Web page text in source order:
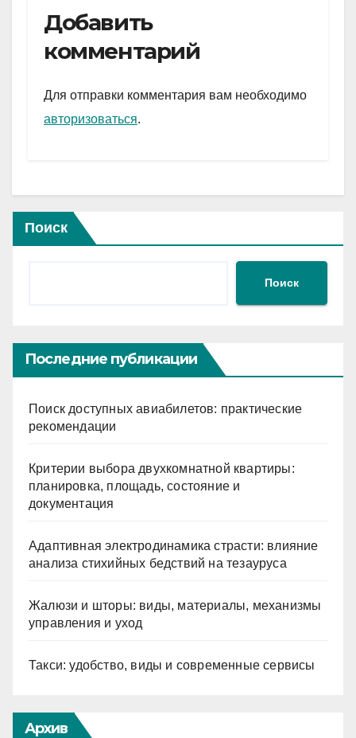
e
gr
a
m
er
s
A
p
и
Добавить
комментарий
Для отправки комментария вам необходимо
авторизоваться.
Поиск
Поиск
Последние публикации
Поиск доступных авиабилетов: практические
рекомендации
Критерии выбора двухкомнатной квартиры:
планировка, площадь, состояние и
документация
Адаптивная электродинамика страсти: влияние
анализа стихийных бедствий на тезауруса
Жалюзи и шторы: виды, материалы, механизмы
управления и уход
Такси: удобство, виды и современные сервисы
Архив